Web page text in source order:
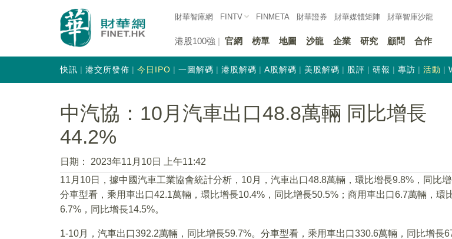
財華智庫網 FINTV FINMETA 財華證券 財華媒體矩陣 財華智庫沙龍
港股100強 官網 榜單 地圖 沙龍 企業 研究 顧問 合作
快訊 港交所發佈 今日IPO 一圖解碼 港股解碼 A股解碼 美股解碼 股評 研報 專訪 活動
中汽協：10月汽車出口48.8萬輛 同比增長
44.2%
日期：
2023年11月10日 上午11:42
11月10日，據中國汽車工業協會統計分析，10月，汽車出口48.8萬輛，環比增長9.8%，同比增
分車型看，乘用車出口42.1萬輛，環比增長10.4%，同比增長50.5%；商用車出口6.7萬輛，環
6.7%，同比增長14.5%。
1-10月，汽車出口392.2萬輛，同比增長59.7%。分車型看，乘用車出口330.6萬輛，同比增長